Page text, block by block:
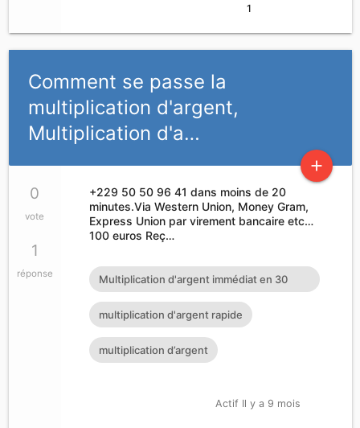
1
Comment se passe la
multiplication d'argent,
Multiplication d'a…
add
0
vote
1
réponse
+229 50 50 96 41 dans moins de 20
minutes.Via Western Union, Money Gram,
Express Union par virement bancaire etc…
100 euros Reç…
Multiplication d'argent immédiat en 30
minutes
multiplication d'argent rapide
multiplication d’argent
Actif Il y a 9 mois